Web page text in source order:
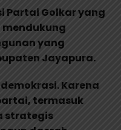
Partai Golkar yang
yang
Jayapura.
Karena
termasuk
strategis